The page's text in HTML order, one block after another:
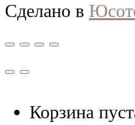
Сделано в
Корзина